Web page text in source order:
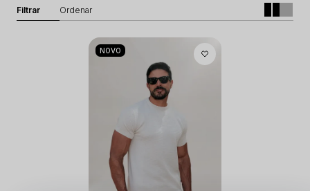
NOVO